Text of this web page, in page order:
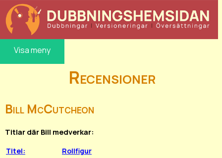
Visa meny
Recensioner
Bill McCutcheon
Titlar där Bill medverkar:
Titel:
Rollfigur